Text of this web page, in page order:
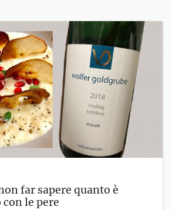
far sapere quanto è
le pere